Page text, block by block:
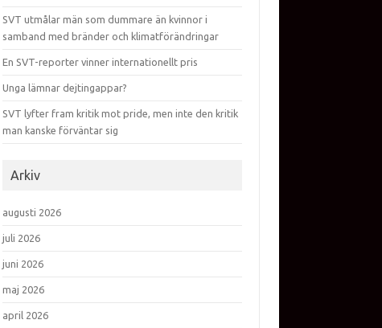
SVT utmålar män som dummare än kvinnor i
samband med bränder och klimatförändringar
En SVT-reporter vinner internationellt pris
Unga lämnar dejtingappar?
SVT lyfter fram kritik mot pride, men inte den kritik
man kanske förväntar sig
Arkiv
augusti 2026
juli 2026
juni 2026
maj 2026
april 2026